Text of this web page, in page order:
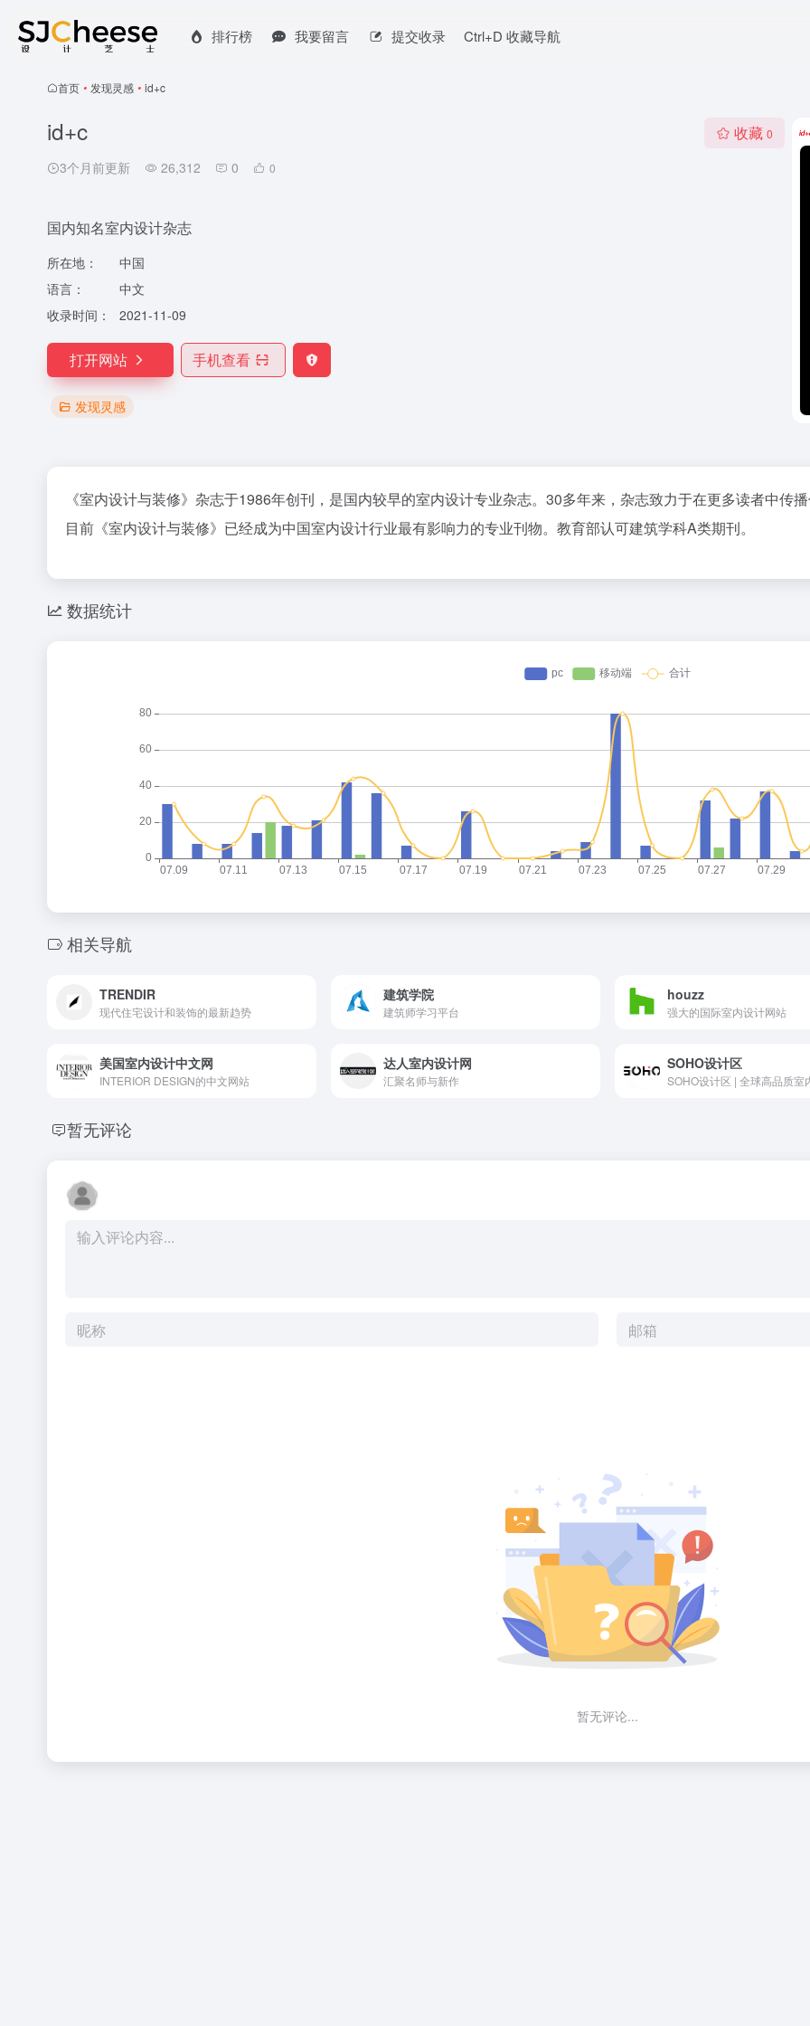
排行榜 我要留言 提交收录 Ctrl+D 收藏导航
首页 • 发现灵感 • id+c
id+c
3个月前更新 26,312 0 0
收藏 0
国内知名室内设计杂志
所在地：
中国
语言：
中文
收录时间：
2021-11-09
打开网站 手机查看
发现灵感
《室内设计与装修》杂志于1986年创刊，是国内较早的室内设计专业杂志。30多年来，杂志致力于在更多读者中传
目前《室内设计与装修》已经成为中国室内设计行业最有影响力的专业刊物。教育部认可建筑学科A类期刊。
数据统计
相关导航
TRENDIR
现代住宅设计和装饰的最新趋势
建筑学院
建筑师学习平台
houzz
强大的国际室内设计网站
美国室内设计中文网
INTERIOR DESIGN的中文网站
达人室内设计网
汇聚名师与新作
SOHO设计区
暂无评论
暂无评论...